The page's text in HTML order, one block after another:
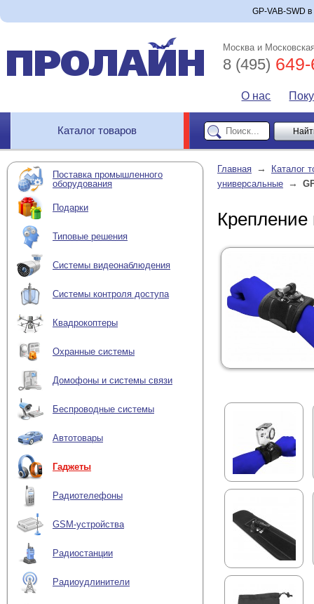
GP-VAB-SWD
Москва и
8 (495)
О нас
Каталог товаров
Поставка промышленного
оборудования
Подарки
Типовые решения
Системы видеонаблюдения
Системы контроля доступа
Квадрокоптеры
Охранные системы
Домофоны и системы связи
Беспроводные системы
Автотовары
Гаджеты
Радиотелефоны
GSM-устройства
Радиостанции
Радиоудлинители
Главная →
Каталог
универсальные →
Крепление